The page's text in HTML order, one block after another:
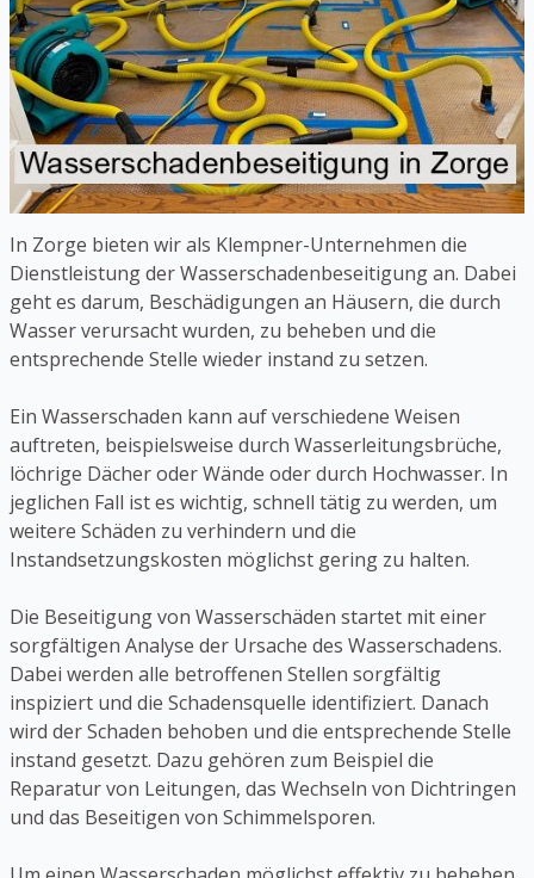
In Zorge bieten wir als Klempner-Unternehmen die
Dienstleistung der Wasserschadenbeseitigung an. Dabei
geht es darum, Beschädigungen an Häusern, die durch
Wasser verursacht wurden, zu beheben und die
entsprechende Stelle wieder instand zu setzen.
Ein Wasserschaden kann auf verschiedene Weisen
auftreten, beispielsweise durch Wasserleitungsbrüche,
löchrige Dächer oder Wände oder durch Hochwasser. In
jeglichen Fall ist es wichtig, schnell tätig zu werden, um
weitere Schäden zu verhindern und die
Instandsetzungskosten möglichst gering zu halten.
Die Beseitigung von Wasserschäden startet mit einer
sorgfältigen Analyse der Ursache des Wasserschadens.
Dabei werden alle betroffenen Stellen sorgfältig
inspiziert und die Schadensquelle identifiziert. Danach
wird der Schaden behoben und die entsprechende Stelle
instand gesetzt. Dazu gehören zum Beispiel die
Reparatur von Leitungen, das Wechseln von Dichtringen
und das Beseitigen von Schimmelsporen.